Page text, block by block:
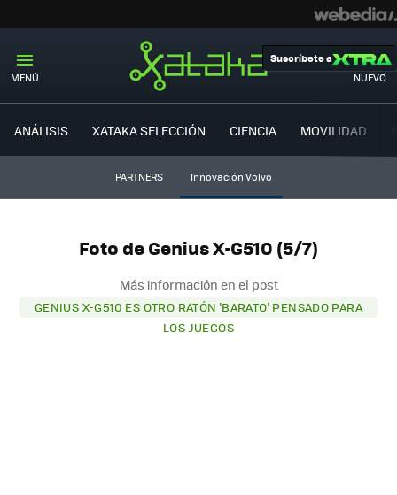
MENÚ NUEVO
Suscríbete a
ANÁLISIS XATAKA SELECCIÓN CIENCIA MOVILIDAD
PARTNERS Innovación Volvo
Foto de Genius X-G510 (5/7)
Más información en el post
GENIUS X-G510 ES OTRO RATÓN 'BARATO' PENSADO PARA
LOS JUEGOS